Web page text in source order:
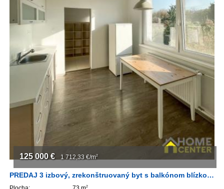
PREDAJ 3 izbový, zrekonštruovaný byt s balkónom blízko centra
2
125 000 € 1 712,33 €/m2